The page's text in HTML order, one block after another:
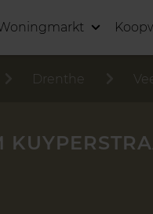
Drenthe